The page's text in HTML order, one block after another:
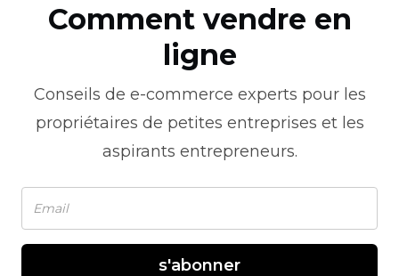
Comment vendre en
ligne
Conseils de e-commerce experts pour les
propriétaires de petites entreprises et les
aspirants entrepreneurs.
s'abonner